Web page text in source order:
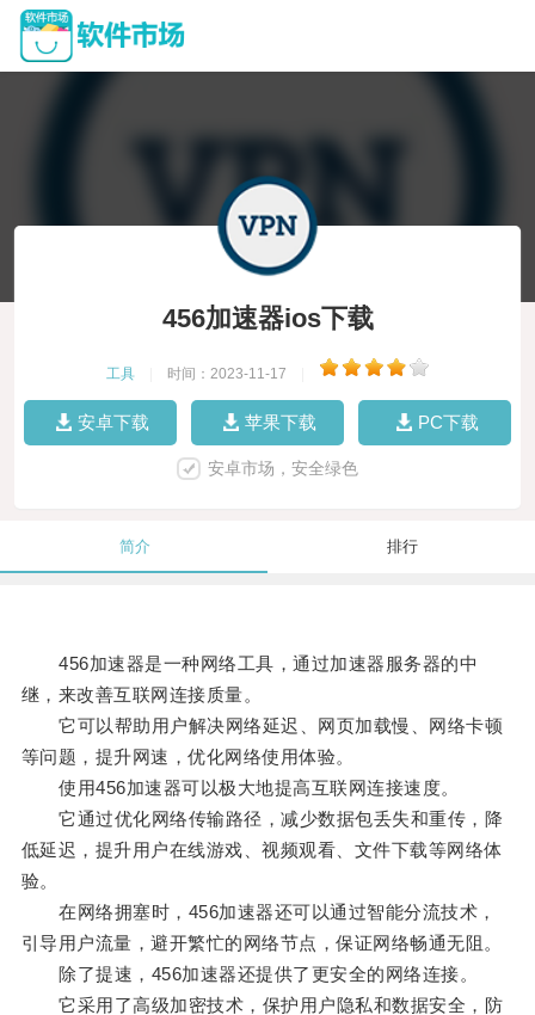
456加速器ios下载
工具 时间：2023-11-17
安卓下载 苹果下载 PC下载
安卓市场，安全绿色
简介 排行
456加速器是一种网络工具，通过加速器服务器的中
继，来改善互联网连接质量。
它可以帮助用户解决网络延迟、网页加载慢、网络卡顿
等问题，提升网速，优化网络使用体验。
使用456加速器可以极大地提高互联网连接速度。
它通过优化网络传输路径，减少数据包丢失和重传，降
低延迟，提升用户在线游戏、视频观看、文件下载等网络体
验。
在网络拥塞时，456加速器还可以通过智能分流技术，
引导用户流量，避开繁忙的网络节点，保证网络畅通无阻。
除了提速，456加速器还提供了更安全的网络连接。
它采用了高级加密技术，保护用户隐私和数据安全，防